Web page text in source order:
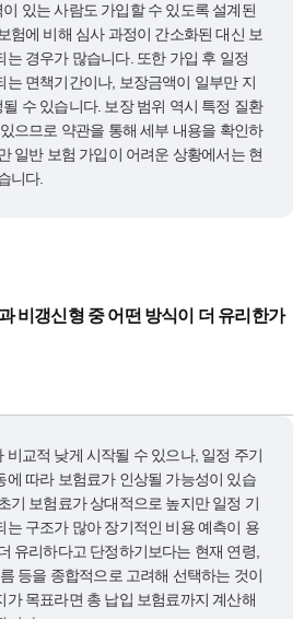
있는 사람도 가입할 수 있도록 설계된
험에 비해 심사 과정이 간소화된 대신 보
는 경우가 많습니다. 또한 가입 후 일정
는 면책기간이나, 보장금액이 일부만 지
수 있습니다. 보장 범위 역시 특정 질환
으므로 약관을 통해 세부 내용을 확인하
일반 보험 가입이 어려운 상황에서는 현
니다.
비갱신형 중 어떤 방식이 더 유리한가
비교적 낮게 시작될 수 있으나, 일정 주기
에 따라 보험료가 인상될 가능성이 있습
기 보험료가 상대적으로 높지만 일정 기
는 구조가 많아 장기적인 비용 예측이 용
유리하다고 단정하기보다는 현재 연령,
등을 종합적으로 고려해 선택하는 것이
가 목표라면 총 납입 보험료까지 계산해